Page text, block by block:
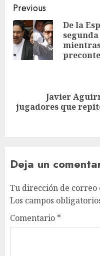
Previous
De la
Javier
jugadores que
Deja un
Tu dirección de correo
Los campos
Comentario *